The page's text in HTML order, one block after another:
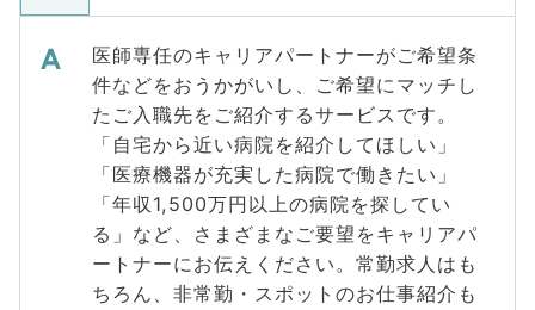
医師専任のキャリアパートナーがご希望条
件などをおうかがいし、ご希望にマッチし
たご入職先をご紹介するサービスです。
「自宅から近い病院を紹介してほしい」
「医療機器が充実した病院で働きたい」
「年収1,500万円以上の病院を探してい
る」など、さまざまなご要望をキャリアパ
ートナーにお伝えください。常勤求人はも
ちろん、非常勤・スポットのお仕事紹介も